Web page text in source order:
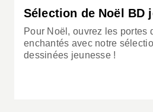
Sélection de Noël BD
Pour Noël, ouvrez les portes
enchantés avec notre
dessinées jeunesse !